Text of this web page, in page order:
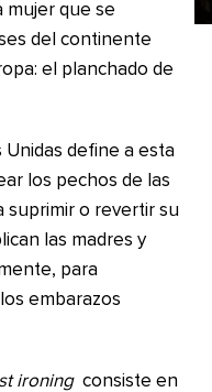
mujer que se
del continente
el planchado de
Unidas define a esta
los pechos de las
suprimir o revertir su
las madres y
para
embarazos
ironing consiste en